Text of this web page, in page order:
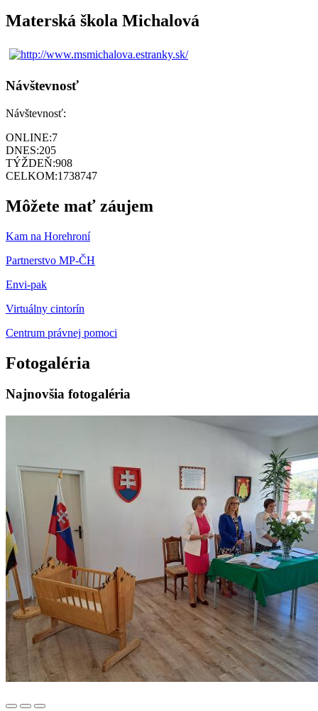
Materská škola Michalová
Návštevnosť
Návštevnosť:
ONLINE:7
DNES:205
TÝŽDEŇ:908
CELKOM:1738747
Môžete mať záujem
Kam na Horehroní
Partnerstvo MP-ČH
Envi-pak
Virtuálny cintorín
Centrum právnej pomoci
Fotogaléria
Najnovšia fotogaléria